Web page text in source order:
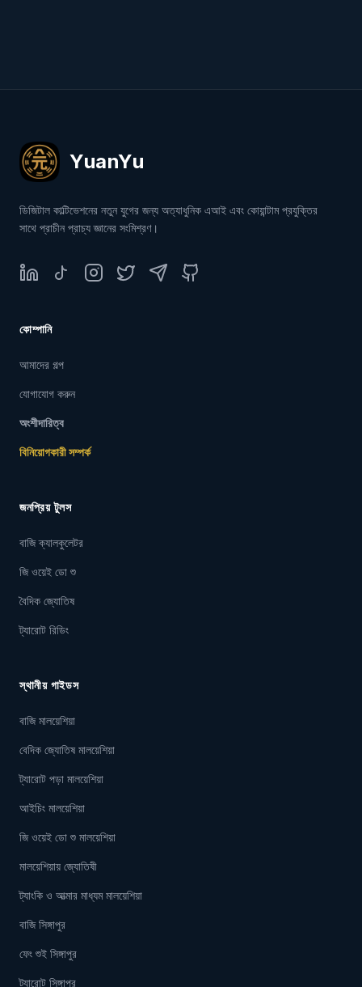
YuanYu
ডিজিটাল কাল্টিভেশনের নতুন যুগের জন্য অত্যাধুনিক এআই এবং কোয়ান্টাম প্রযুক্তির
সাথে প্রাচীন প্রাচ্য জ্ঞানের সংমিশ্রণ।
কোম্পানি
আমাদের গল্প
যোগাযোগ করুন
অংশীদারিত্ব
বিনিয়োগকারী সম্পর্ক
জনপ্রিয় টুলস
বাজি ক্যালকুলেটর
জি ওয়েই ডো শু
বৈদিক জ্যোতিষ
ট্যারোট রিডিং
স্থানীয় গাইডস
বাজি মালয়েশিয়া
বেদিক জ্যোতিষ মালয়েশিয়া
ট্যারোট পড়া মালয়েশিয়া
আইচিং মালয়েশিয়া
জি ওয়েই ডো শু মালয়েশিয়া
মালয়েশিয়ায় জ্যোতিষী
ট্যাংকি ও আত্মার মাধ্যম মালয়েশিয়া
বাজি সিঙ্গাপুর
ফেং শুই সিঙ্গাপুর
ট্যারোট সিঙ্গাপুর